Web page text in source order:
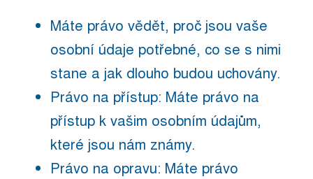
Máte právo vědět, proč jsou vaše
osobní údaje potřebné, co se s nimi
stane a jak dlouho budou uchovány.
Právo na přístup: Máte právo na
přístup k vašim osobním údajům,
které jsou nám známy.
Právo na opravu: Máte právo